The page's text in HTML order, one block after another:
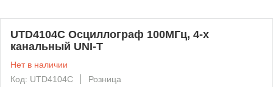
UTD4104C Осциллограф 100МГц, 4-х
канальный UNI-T
Нет в наличии
Код: UTD4104C
Розница